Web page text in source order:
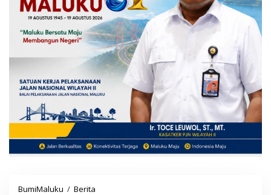
BumiMaluku / Berita